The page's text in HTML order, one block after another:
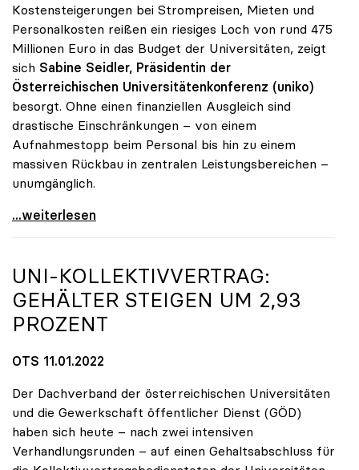
Kostensteigerungen bei Strompreisen, Mieten und
Personalkosten reißen ein riesiges Loch von rund 475
Millionen Euro in das Budget der Universitäten, zeigt
sich Sabine Seidler, Präsidentin der
Österreichischen Universitätenkonferenz (uniko)
besorgt. Ohne einen finanziellen Ausgleich sind
drastische Einschränkungen – von einem
Aufnahmestopp beim Personal bis hin zu einem
massiven Rückbau in zentralen Leistungsbereichen –
unumgänglich.
Budgetloch von 475 Mio. Euro: Universitäten drohen
...weiterlesen
UNI-KOLLEKTIVVERTRAG:
GEHÄLTER STEIGEN UM 2,93
PROZENT
OTS 11.01.2022
Der Dachverband der österreichischen Universitäten
und die Gewerkschaft öffentlicher Dienst (GÖD)
haben sich heute – nach zwei intensiven
Verhandlungsrunden – auf einen Gehaltsabschluss für